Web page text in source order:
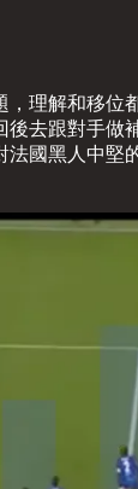
理解和移
去跟對手
國黑人中